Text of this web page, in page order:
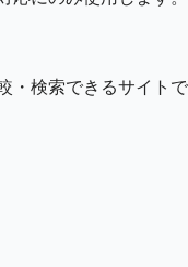
・検索できるサイトで